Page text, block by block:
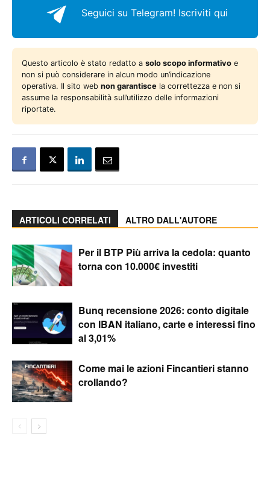
Seguici su Telegram! Iscriviti qui
Questo articolo è stato redatto a solo scopo informativo e
non si può considerare in alcun modo un’indicazione
operativa. Il sito web non garantisce la correttezza e non si
assume la responsabilità sull’utilizzo delle informazioni
riportate.
ARTICOLI CORRELATI ALTRO DALL'AUTORE
Per il BTP Più arriva la cedola: quanto
torna con 10.000€ investiti
Bunq recensione 2026: conto digitale
con IBAN italiano, carte e interessi fino
al 3,01%
Come mai le azioni Fincantieri stanno
crollando?